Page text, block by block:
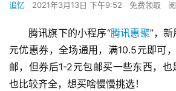
追忆 2021年3月13日 下午9:52 免费领取
腾讯旗下的小程序“腾讯惠聚”，
元优惠券，全场通用，满10.5元即可
邮，但券后1-2元包邮买一些东西，
也比较齐全，想买啥慢慢挑选！